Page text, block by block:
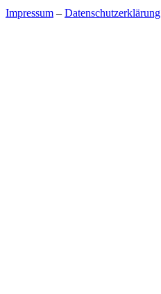
Impressum – Datenschutzerklärung